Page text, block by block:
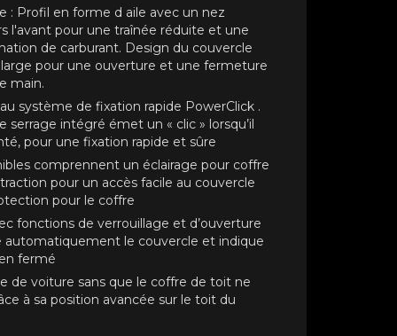
: Profil en forme d aile avec un nez
l'avant pour une traînée réduite et une
de carburant. Design du couvercle
pour une ouverture et une fermeture
main.
système de fixation rapide PowerClick .
serrage intégré émet un « clic » lorsqu’il
pour une fixation rapide et sûre
comprennent un éclairage pour coffre
pour un accès facile au couvercle
pour le coffre
fonctions de verrouillage et d’ouverture
automatiquement le couvercle et indique
fermé
de voiture sans que le coffre de toit ne
à sa position avancée sur le toit du